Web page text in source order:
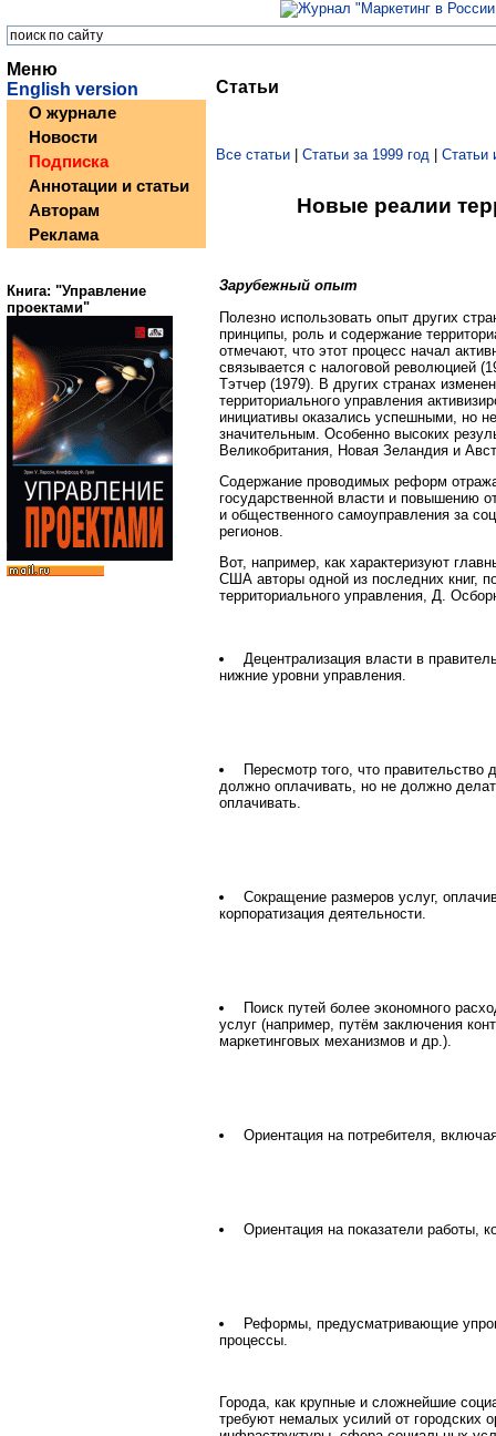
Меню
English version
О журнале
Новости
Подписка
Аннотации и статьи
Авторам
Реклама
Книга: "Управление
проектами"
Статьи
Все статьи | Статьи за 1999 год | Статьи
Новые реалии
Зарубежный опыт
Полезно использовать опыт других
принципы, роль и содержание
отмечают, что этот процесс начал
связывается с налоговой революцией
Тэтчер (1979). В других странах
территориального управления
инициативы оказались успешными, но
значительным. Особенно высоких
Великобритания, Новая Зеландия и
Содержание проводимых реформ
государственной власти и повышению
и общественного самоуправления за
регионов.
Вот, например, как характеризуют
США авторы одной из последних книг,
территориального управления, Д.
Децентрализация власти в
нижние уровни управления.
Пересмотр того, что
должно оплачивать, но не должно
оплачивать.
Сокращение размеров услуг,
корпоратизация деятельности.
Поиск путей более экономного
услуг (например, путём заключения
маркетинговых механизмов и др.).
Ориентация на потребителя,
Ориентация на показатели работы,
Реформы, предусматривающие
процессы.
Города, как крупные и сложнейшие
требуют немалых усилий от городских